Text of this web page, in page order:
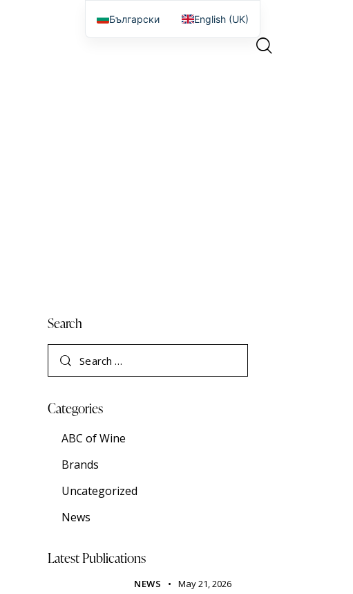
Search
Categories
ABC of Wine
Brands
Uncategorized
News
Latest Publications
NEWS May 21, 2026
Български English (UK)